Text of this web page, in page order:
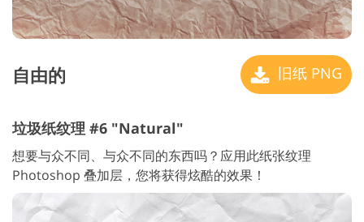
自由的 旧纸 PNG
垃圾纸纹理 #6 "Natural"
想要与众不同、与众不同的东西吗？应用此纸张纹理
Photoshop 叠加层，您将获得炫酷的效果！